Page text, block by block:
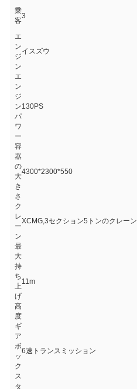
乗
客
3
エ
ン
ジ
ン
イスズウ
エ
ン
ジ
ン
パ
ワ
ー
130PS
容
器
の
大
き
さ
4300*2300*550
ク
レ
ー
ン
XCMG,3セクション5トンのクレーン
最
大
持
ち
上
げ
高
度
11m
ギ
ア
ボ
ッ
ク
ス
6速トランスミッション
タ